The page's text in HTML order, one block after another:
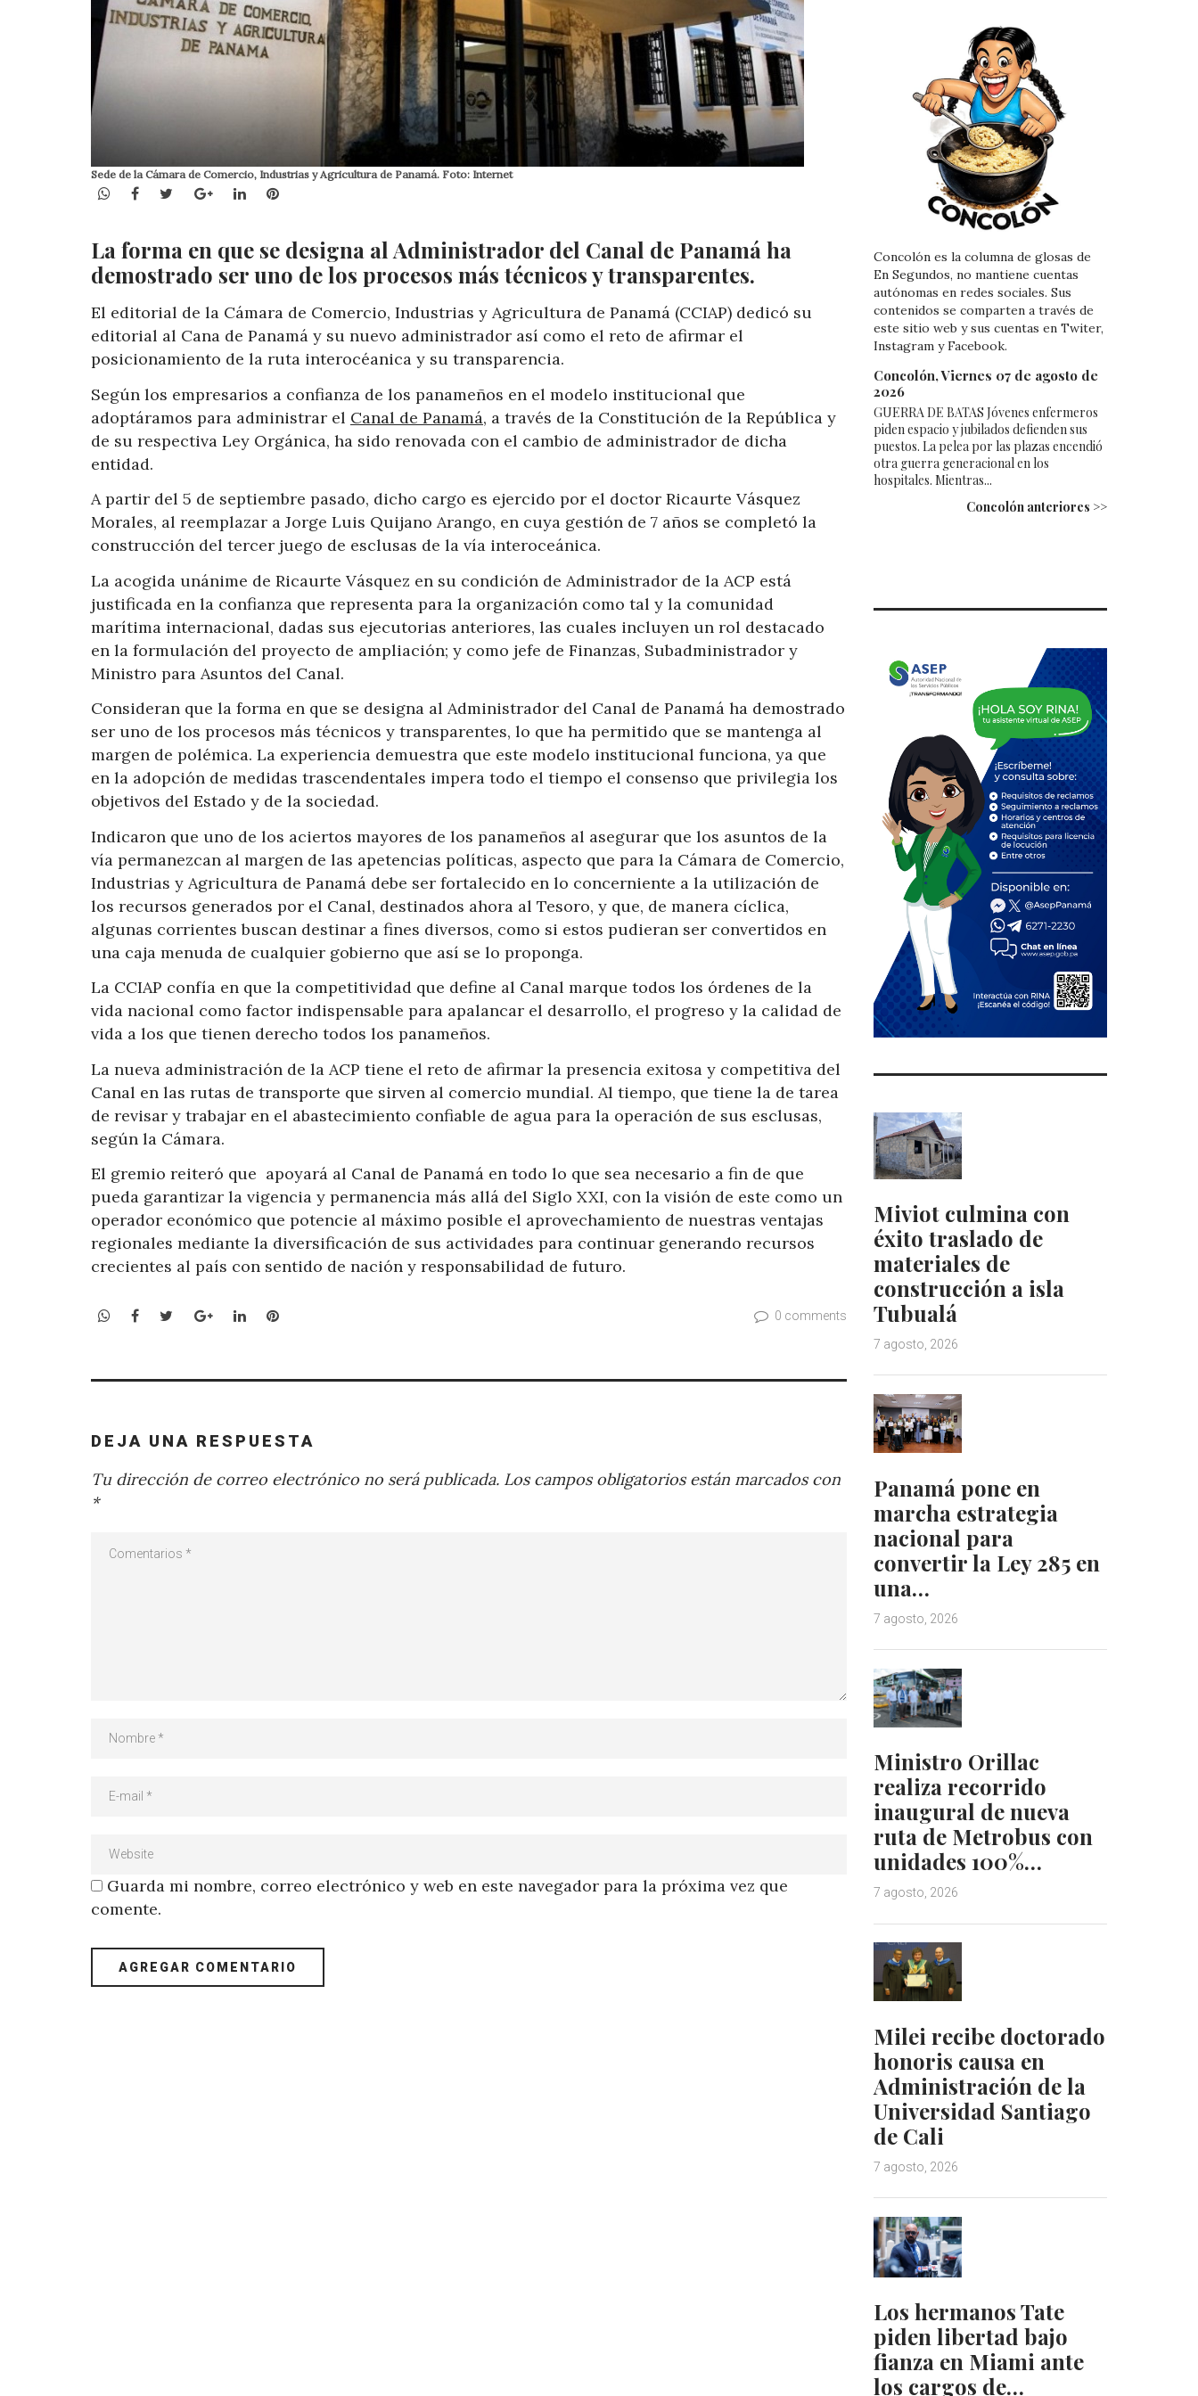
Sede de la Cámara de Comercio, Industrias y Agricultura de Panamá. Foto: Internet
WhatsApp
Facebook
TwitterGoogle+LinkedInPinterest
La forma en que se designa al Administrador del Canal de Panamá ha
demostrado ser uno de los procesos más técnicos y transparentes.
El editorial de la Cámara de Comercio, Industrias y Agricultura de Panamá (CCIAP) dedicó su
editorial al Cana de Panamá y su nuevo administrador así como el reto de afirmar el
posicionamiento de la ruta interocéanica y su transparencia.
Según los empresarios a confianza de los panameños en el modelo institucional que
adoptáramos para administrar el Canal de Panamá, a través de la Constitución de la República y
de su respectiva Ley Orgánica, ha sido renovada con el cambio de administrador de dicha
entidad.
A partir del 5 de septiembre pasado, dicho cargo es ejercido por el doctor Ricaurte Vásquez
Morales, al reemplazar a Jorge Luis Quijano Arango, en cuya gestión de 7 años se completó la
construcción del tercer juego de esclusas de la vía interoceánica.
La acogida unánime de Ricaurte Vásquez en su condición de Administrador de la ACP está
justificada en la confianza que representa para la organización como tal y la comunidad
marítima internacional, dadas sus ejecutorias anteriores, las cuales incluyen un rol destacado
en la formulación del proyecto de ampliación; y como jefe de Finanzas, Subadministrador y
Ministro para Asuntos del Canal.
Consideran que la forma en que se designa al Administrador del Canal de Panamá ha demostrado
ser uno de los procesos más técnicos y transparentes, lo que ha permitido que se mantenga al
margen de polémica. La experiencia demuestra que este modelo institucional funciona, ya que
en la adopción de medidas trascendentales impera todo el tiempo el consenso que privilegia los
objetivos del Estado y de la sociedad.
Indicaron que uno de los aciertos mayores de los panameños al asegurar que los asuntos de la
vía permanezcan al margen de las apetencias políticas, aspecto que para la Cámara de Comercio,
Industrias y Agricultura de Panamá debe ser fortalecido en lo concerniente a la utilización de
los recursos generados por el Canal, destinados ahora al Tesoro, y que, de manera cíclica,
algunas corrientes buscan destinar a fines diversos, como si estos pudieran ser convertidos en
una caja menuda de cualquier gobierno que así se lo proponga.
La CCIAP confía en que la competitividad que define al Canal marque todos los órdenes de la
vida nacional como factor indispensable para apalancar el desarrollo, el progreso y la calidad de
vida a los que tienen derecho todos los panameños.
La nueva administración de la ACP tiene el reto de afirmar la presencia exitosa y competitiva del
Canal en las rutas de transporte que sirven al comercio mundial. Al tiempo, que tiene la de tarea
de revisar y trabajar en el abastecimiento confiable de agua para la operación de sus esclusas,
según la Cámara.
El gremio reiteró que apoyará al Canal de Panamá en todo lo que sea necesario a fin de que
pueda garantizar la vigencia y permanencia más allá del Siglo XXI, con la visión de este como un
operador económico que potencie al máximo posible el aprovechamiento de nuestras ventajas
regionales mediante la diversificación de sus actividades para continuar generando recursos
crecientes al país con sentido de nación y responsabilidad de futuro.
WhatsApp
Facebook
TwitterGoogle+LinkedInPinterest 0 comments
DEJA UNA RESPUESTA
Tu dirección de correo electrónico no será publicada. Los campos obligatorios están marcados con
*
Guarda mi nombre, correo electrónico y web en este navegador para la próxima vez que
comente.
Concolón es la columna de glosas de
En Segundos, no mantiene cuentas
autónomas en redes sociales. Sus
contenidos se comparten a través de
este sitio web y sus cuentas en Twiter,
Instagram y Facebook.
Concolón, Viernes 07 de agosto de
2026
GUERRA DE BATAS Jóvenes enfermeros
piden espacio y jubilados defienden sus
puestos. La pelea por las plazas encendió
otra guerra generacional en los
hospitales. Mientras...
Concolón anteriores >>
Miviot culmina con
éxito traslado de
materiales de
construcción a isla
Tubualá
7 agosto, 2026
Panamá pone en
marcha estrategia
nacional para
convertir la Ley 285 en
una…
7 agosto, 2026
Ministro Orillac
realiza recorrido
inaugural de nueva
ruta de Metrobus con
unidades 100%…
7 agosto, 2026
Milei recibe doctorado
honoris causa en
Administración de la
Universidad Santiago
de Cali
7 agosto, 2026
Los hermanos Tate
piden libertad bajo
fianza en Miami ante
los cargos de…